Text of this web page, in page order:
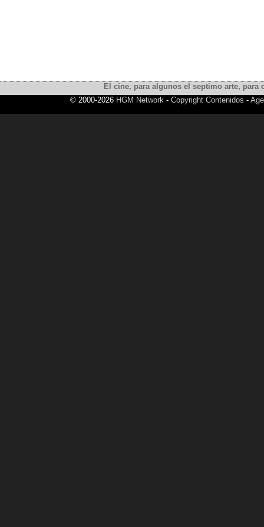
El cine, para algunos el septimo arte,
© 2000-2026 HGM Network - Copyright Contenidos -